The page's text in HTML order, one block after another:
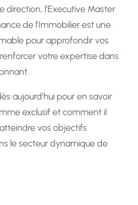
direction, l’Executive Master
de l’Immobilier est une
pour approfondir vos
votre expertise dans
aujourd’hui pour en savoir
exclusif et comment il
vos objectifs
le secteur dynamique de